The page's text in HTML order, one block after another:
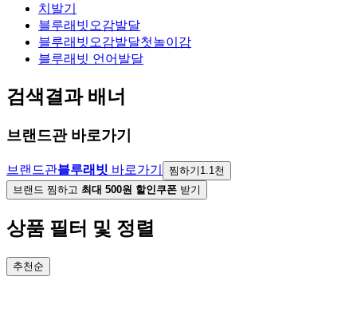
치발기
블루래빗오감발달
블루래빗오감발달첫놀이감
블루래빗 언어발달
검색결과 배너
브랜드관 바로가기
브랜드관블루래빗 바로가기 찜하기 1.1천
브랜드 찜하고 최대 500원 할인쿠폰 받기
상품 필터 및 정렬
추천순